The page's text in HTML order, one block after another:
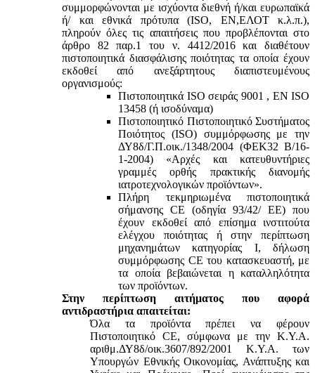
συμμορφώνονται με ισχύοντα διεθνή ή/και ευρωπαϊκά
ή/ και εθνικά πρότυπα (ISO, ΕΝ,ΕΛΟΤ κ.λ.π.),
πληρούν όλες τις απαιτήσεις που προβλέπονται στο
άρθρο 82 παρ.1 του ν. 4412/2016 και διαθέτουν
πιστοποιητικά διασφάλισης ποιότητας τα οποία έχουν
εκδοθεί από ανεξάρτητους διαπιστευμένους
οργανισμούς:
Πιστοποιητικά ISO σειράς 9001 , ΕΝ ISO
13458 (ή ισοδύναμα)
Πιστοποιητικό Πιστοποιητικό Συστήματος
Ποιότητος (ISO) συμμόρφωσης με την
ΔΥ8δ/Γ.Π.οικ./1348/2004 (ΦΕΚ32 Β/16-
1-2004) «Αρχές και κατευθυντήριες
γραμμές ορθής πρακτικής διανομής
ιατροτεχνολογικών προϊόντων».
Πλήρη τεκμηριωμένα πιστοποιητικά
σήμανσης CE (οδηγία 93/42/ ΕΕ) που
έχουν εκδοθεί από επίσημα ινστιτούτα
ελέγχου ποιότητας ή στην περίπτωση
μηχανημάτων κατηγορίας Ι, δήλωση
συμμόρφωσης CE του κατασκευαστή, με
τα οποία βεβαιώνεται η καταλληλότητα
των προϊόντων.
Στην περίπτωση αιτήματος που αφορά
αντιδραστήρια απαιτείται:
Όλα τα προϊόντα πρέπει να φέρουν
Πιστοποιητικό CE, σύμφωνα με την Κ.Υ.Α.
αριθμ.ΔΥ8δ/οικ.3607/892/2001 Κ.Υ.Α. των
Υπουργών Εθνικής Οικονομίας, Ανάπτυξης και